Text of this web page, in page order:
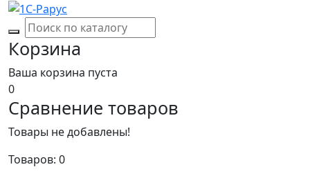
Корзина
Ваша корзина пуста
0
Сравнение товаров
Товары не добавлены!
Товаров: 0